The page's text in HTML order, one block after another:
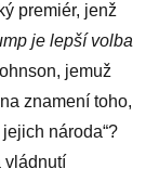
premiér, jenž
je lepší volba
jemuž
znamení toho,
národa“?
vládnutí